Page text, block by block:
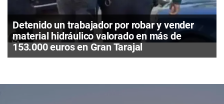
Detenido un trabajador por robar y vender
material hidráulico valorado en más de
153.000 euros en Gran Tarajal